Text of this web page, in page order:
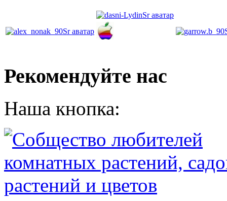
Рекомендуйте нас
Наша кнопка: